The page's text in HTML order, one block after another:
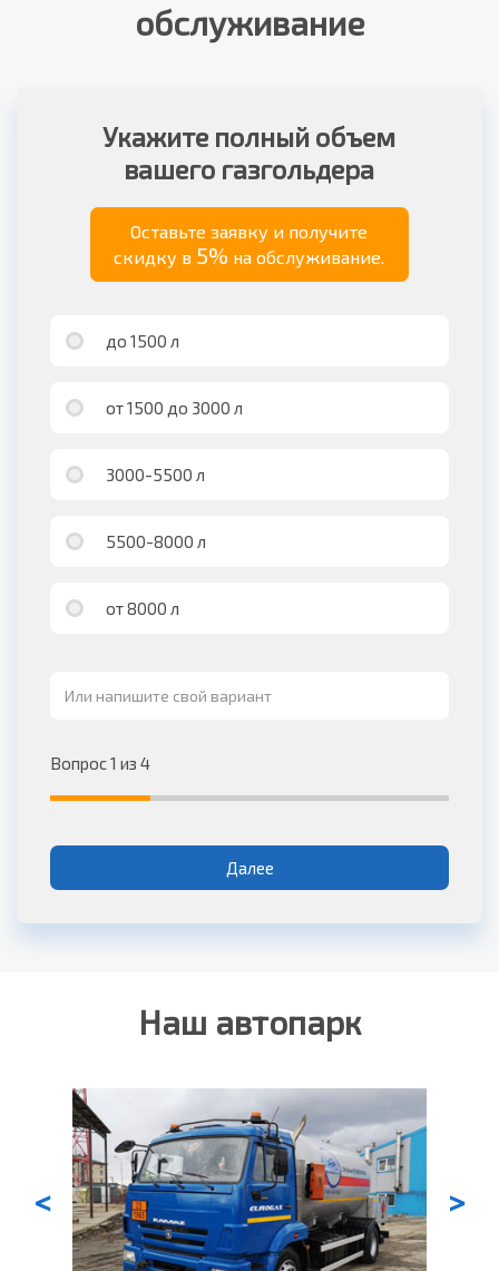
обслуживание
Укажите полный объем
вашего газгольдера
Оставьте заявку и получите
скидку в 5% на обслуживание.
до 1500 л
от 1500 до 3000 л
3000-5500 л
5500-8000 л
от 8000 л
Вопрос 1 из 4
Далее
Наш автопарк
< >